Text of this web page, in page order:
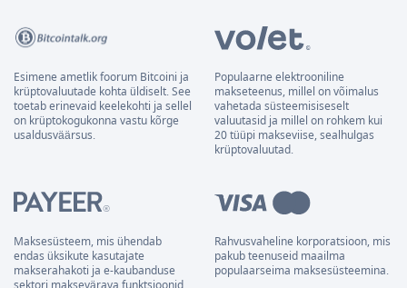
Esimene ametlik foorum Bitcoini ja
krüptovaluutade kohta üldiselt. See
toetab erinevaid keelekohti ja sellel
on krüptokogukonna vastu kõrge
usaldusväärsus.
Populaarne elektrooniline
makseteenus, millel on võimalus
vahetada süsteemisiseselt
valuutasid ja millel on rohkem kui
20 tüüpi makseviise, sealhulgas
krüptovaluutad.
Maksesüsteem, mis ühendab
endas üksikute kasutajate
makserahakoti ja e-kaubanduse
Rahvusvaheline korporatsioon, mis
pakub teenuseid maailma
populaarseima maksesüsteemina.